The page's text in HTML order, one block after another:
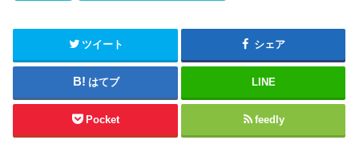
ツイート シェア
はてブ LINE
Pocket feedly